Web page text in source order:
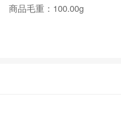
商品毛重：100.00g